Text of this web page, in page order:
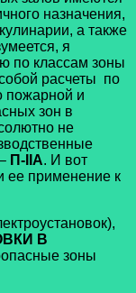
назначения,
а также
я
по классам зоны
расчеты по
пожарной и
зон в
не
П-IIA. И вот
ее применение к
В
зоны